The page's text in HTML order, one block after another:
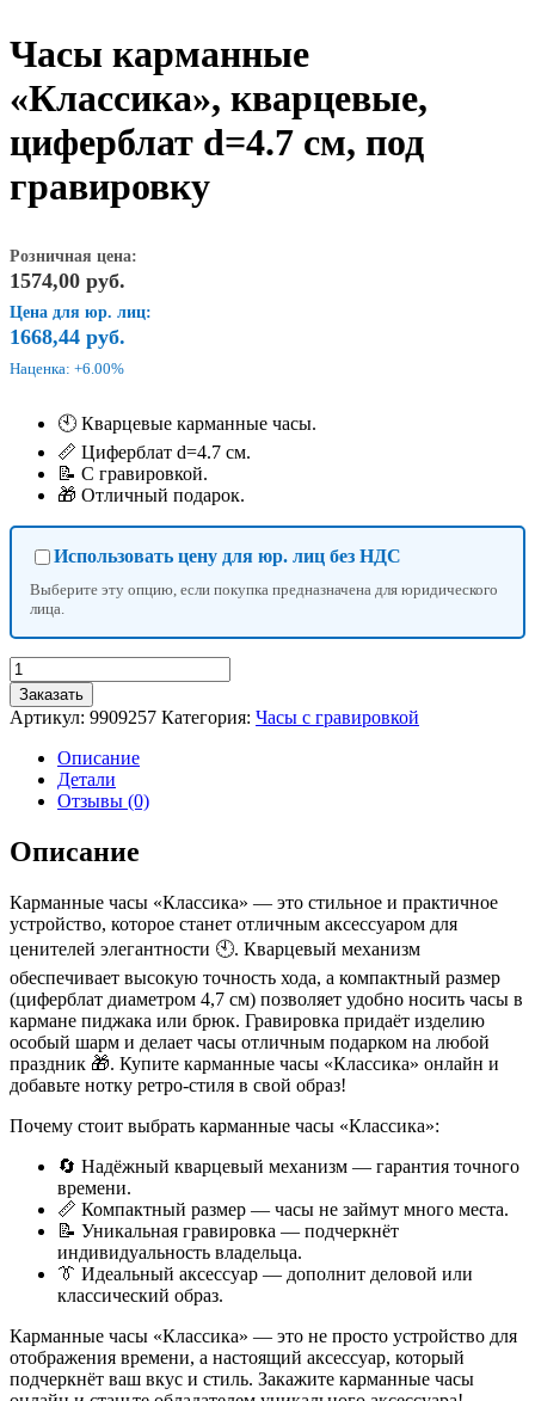
Часы карманные
«Классика», кварцевые,
циферблат d=4.7 см, под
гравировку
Розничная цена:
1574,00 руб.
Цена для юр. лиц:
1668,44 руб.
Наценка: +6.00%
🕙 Кварцевые карманные часы.
📏 Циферблат d=4.7 см.
📝 С гравировкой.
🎁 Отличный подарок.
Использовать цену для юр. лиц без НДС
Выберите эту опцию, если покупка предназначена для юридического
лица.
Количество
товара
Часы
карманные
«Классика»,
кварцевые,
циферблат
см,
под
Заказать
Артикул: 9909257 Категория: Часы с гравировкой
Описание
Детали
Отзывы (0)
Описание
Карманные часы «Классика» — это стильное и практичное
устройство, которое станет отличным аксессуаром для
ценителей элегантности 🕙. Кварцевый механизм
обеспечивает высокую точность хода, а компактный размер
(циферблат диаметром 4,7 см) позволяет удобно носить часы в
кармане пиджака или брюк. Гравировка придаёт изделию
особый шарм и делает часы отличным подарком на любой
праздник 🎁. Купите карманные часы «Классика» онлайн и
добавьте нотку ретро-стиля в свой образ!
Почему стоит выбрать карманные часы «Классика»:
🔄 Надёжный кварцевый механизм — гарантия точного
времени.
📏 Компактный размер — часы не займут много места.
📝 Уникальная гравировка — подчеркнёт
индивидуальность владельца.
👔 Идеальный аксессуар — дополнит деловой или
классический образ.
Карманные часы «Классика» — это не просто устройство для
отображения времени, а настоящий аксессуар, который
подчеркнёт ваш вкус и стиль. Закажите карманные часы